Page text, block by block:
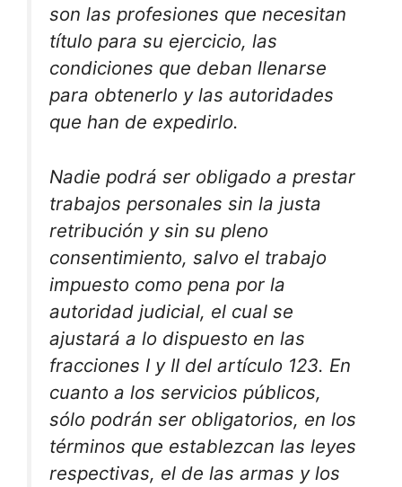
son las profesiones que necesitan
título para su ejercicio, las
condiciones que deban llenarse
para obtenerlo y las autoridades
que han de expedirlo.
Nadie podrá ser obligado a prestar
trabajos personales sin la justa
retribución y sin su pleno
consentimiento, salvo el trabajo
impuesto como pena por la
autoridad judicial, el cual se
ajustará a lo dispuesto en las
fracciones I y II del artículo 123. En
cuanto a los servicios públicos,
sólo podrán ser obligatorios, en los
términos que establezcan las leyes
respectivas, el de las armas y los